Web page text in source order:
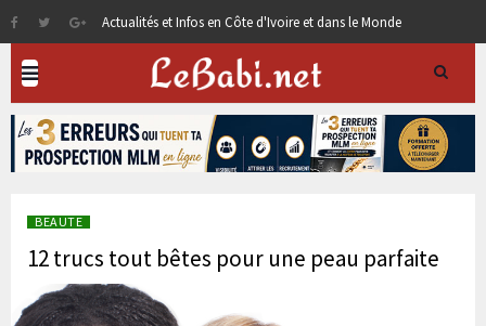
Actualités et Infos en Côte d'Ivoire et dans le Monde
BEAUTE
12 trucs tout bêtes pour une peau parfaite